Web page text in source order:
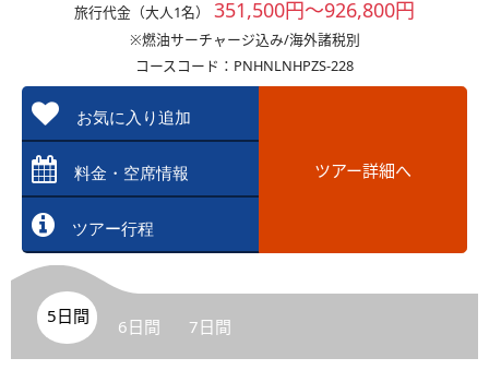
旅行代金（大人1名） 351,500円～926,800円
※燃油サーチャージ込み/海外諸税別
コースコード：PNHNLNHPZS-228
お気に入り追加
料金・空席情報
ツアー行程
ツアー詳細へ
5日間 6日間 7日間